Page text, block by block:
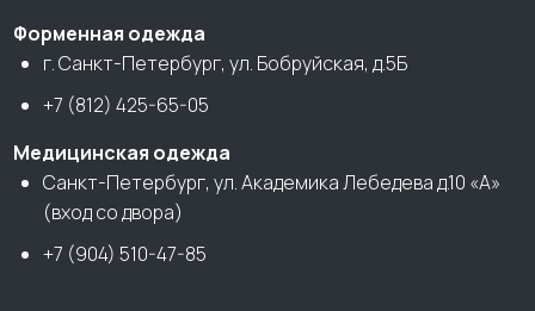
Форменная одежда
г. Санкт-Петербург, ул. Бобруйская, д.5Б
+7 (812) 425-65-05
Медицинская одежда
Санкт-Петербург, ул. Академика Лебедева д.10 «А»
(вход со двора)
+7 (904) 510-47-85